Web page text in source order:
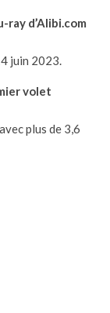
d’Alibi.com
juin 2023.
volet
plus de 3,6